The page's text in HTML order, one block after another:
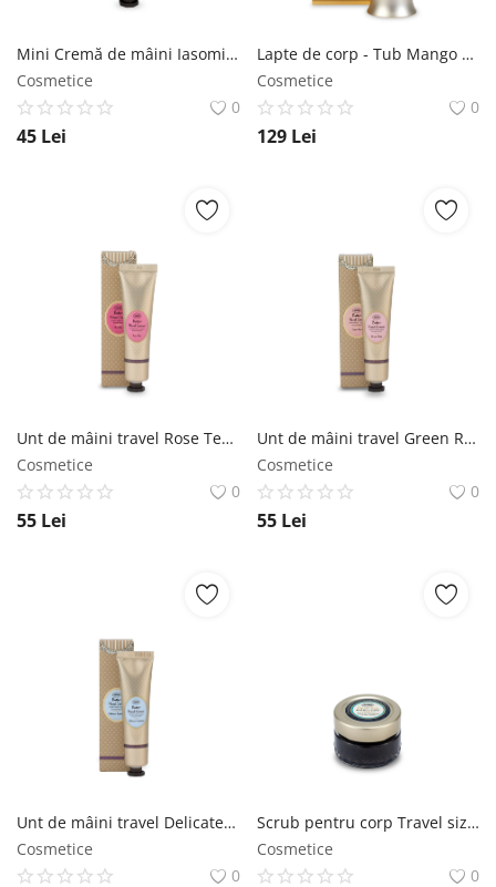
Mini Cremă de mâini Iasomie SABON
Cosmetice
0
45 Lei
Lapte de corp - Tub Mango Kiwi SABON
Cosmetice
0
129 Lei
Unt de mâini travel Rose Tea SABON
Cosmetice
0
55 Lei
Unt de mâini travel Green Rose SABON
Cosmetice
0
55 Lei
Unt de mâini travel Delicate Jasmine SABON
Cosmetice
0
Scrub pentru corp Travel size cu nămol de la Marea Moartă SABON
Cosmetice
0